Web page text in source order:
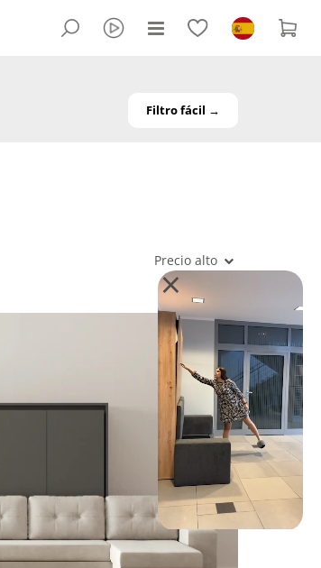
Filtro fácil →
Precio alto
×